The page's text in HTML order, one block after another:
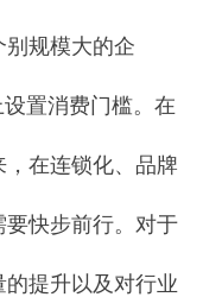
规模大的企
置消费门槛。在
在连锁化、品牌
快步前行。对于
提升以及对行业